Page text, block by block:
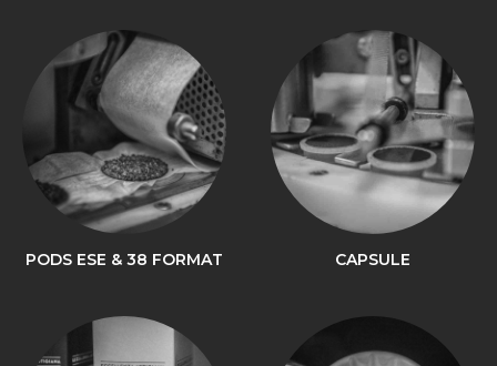
PODS ESE & 38 FORMAT CAPSULE